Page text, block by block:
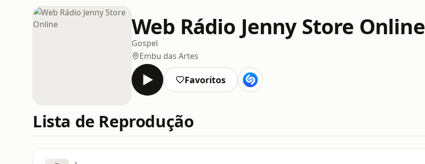
Web Rádio Jenny Store Online
Gospel
Embu das Artes
Favoritos
Lista de Reprodução